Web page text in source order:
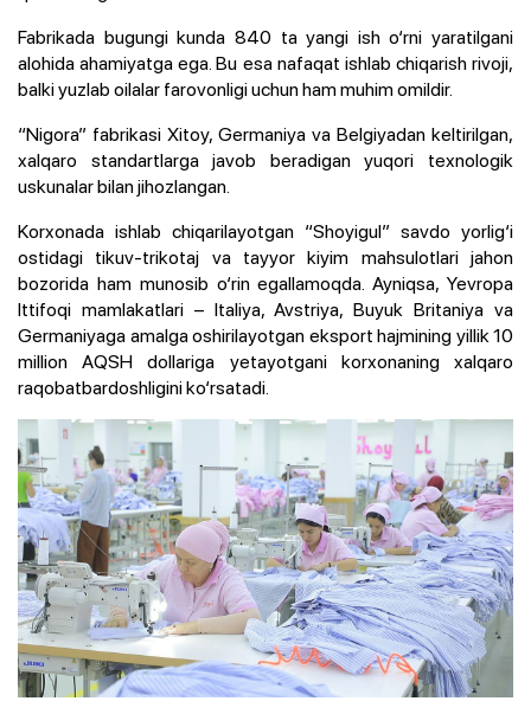
Fabrikada bugungi kunda 840 ta yangi ish o‘rni yaratilgani
alohida ahamiyatga ega. Bu esa nafaqat ishlab chiqarish rivoji,
balki yuzlab oilalar farovonligi uchun ham muhim omildir.
“Nigora” fabrikasi Xitoy, Germaniya va Belgiyadan keltirilgan,
xalqaro standartlarga javob beradigan yuqori texnologik
uskunalar bilan jihozlangan.
Korxonada ishlab chiqarilayotgan “Shoyigul” savdo yorlig‘i
ostidagi tikuv-trikotaj va tayyor kiyim mahsulotlari jahon
bozorida ham munosib o‘rin egallamoqda. Ayniqsa, Yevropa
Ittifoqi mamlakatlari – Italiya, Avstriya, Buyuk Britaniya va
Germaniyaga amalga oshirilayotgan eksport hajmining yillik 10
million AQSH dollariga yetayotgani korxonaning xalqaro
raqobatbardoshligini ko‘rsatadi.